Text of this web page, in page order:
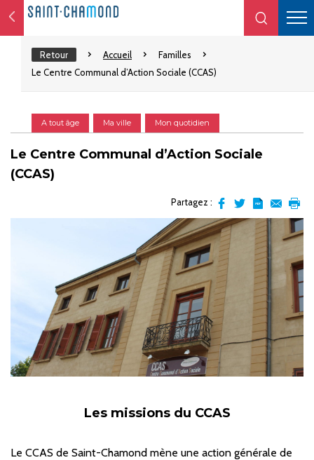
Retour Accueil
Familles
Le Centre Communal d’Action Sociale (CCAS)
A tout âge Ma ville Mon quotidien
Le Centre Communal d’Action Sociale
(CCAS)
Partagez :
sur
facebook
Twitter
l'article
en
pdf
email
Les missions du CCAS
Le CCAS de Saint-Chamond mène une action générale de